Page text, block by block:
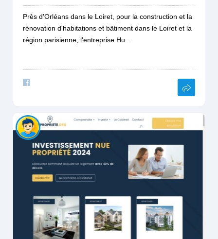
Près d'Orléans dans le Loiret, pour la construction et la
rénovation d'habitations et bâtiment dans le Loiret et la
région parisienne, l'entreprise Hu...